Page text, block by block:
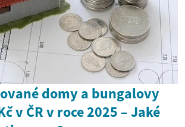
domy a bungalovy
v ČR v roce 2025 – Jaké